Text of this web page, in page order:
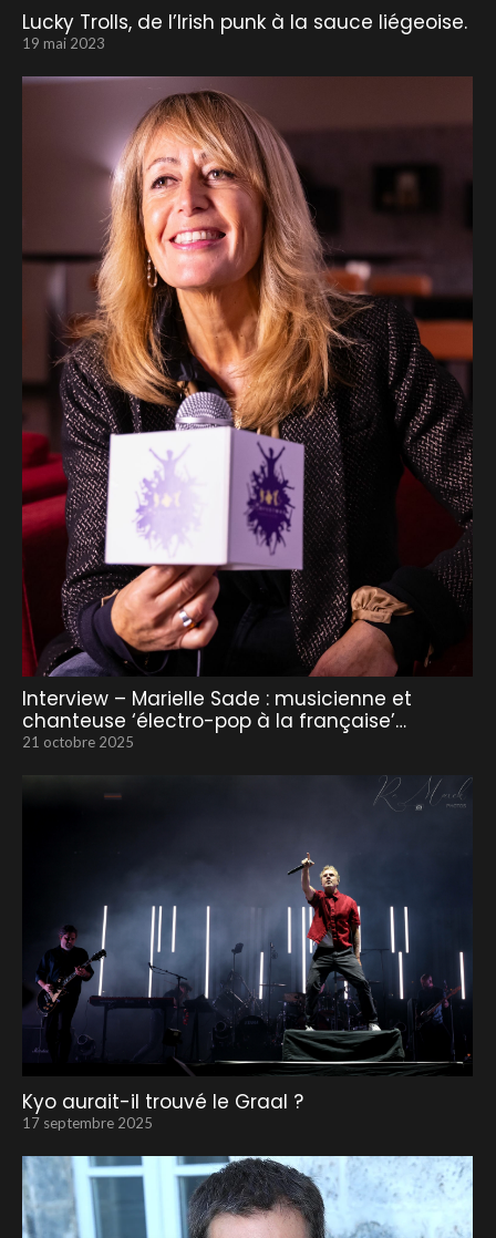
Lucky Trolls, de l’Irish punk à la sauce liégeoise.
19 mai 2023
Interview – Marielle Sade : musicienne et
chanteuse ‘électro-pop à la française’…
21 octobre 2025
Kyo aurait-il trouvé le Graal ?
17 septembre 2025